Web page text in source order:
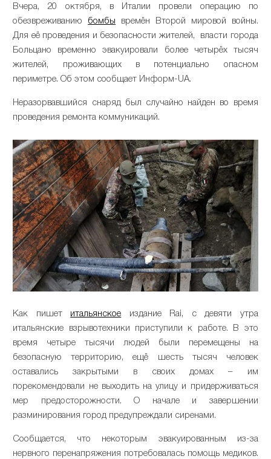
Вчера, 20 октября, в Италии провели операцию по
обезвреживанию бомбы времён Второй мировой войны.
Для её проведения и безопасности жителей, власти города
Больцано временно эвакуировали более четырёх тысяч
жителей, проживающих в потенциально опасном
периметре. Об этом сообщает Информ-UA.
Неразорвавшийся снаряд был случайно найден во время
проведения ремонта коммуникаций.
Как пишет итальянское издание Rai, с девяти утра
итальянские взрывотехники приступили к работе. В это
время четыре тысячи людей были перемещены на
безопасную территорию, ещё шесть тысяч человек
оставались закрытыми в своих домах – им
порекомендовали не выходить на улицу и придерживаться
мер предосторожности. О начале и завершении
разминирования город предупреждали сиренами.
Сообщается, что некоторым эвакуированным из-за
нервного перенапряжения потребовалась помощь медиков.